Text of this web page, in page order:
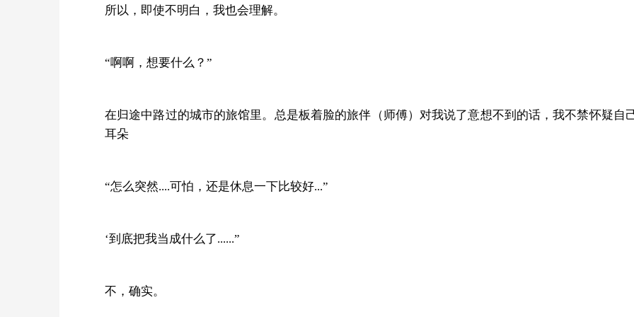
所以，即使不明白，我也会理解。
“啊啊，想要什么？”
在归途中路过的城市的旅馆里。总是板着脸的旅伴（师傅）对我说了意想不到的话，我不禁怀疑自
耳朵
“怎么突然....可怕，还是休息一下比较好...”
‘到底把我当成什么了......”
不，确实。